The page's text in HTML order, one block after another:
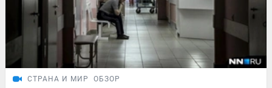
СТРАНА И МИР ОБЗОР